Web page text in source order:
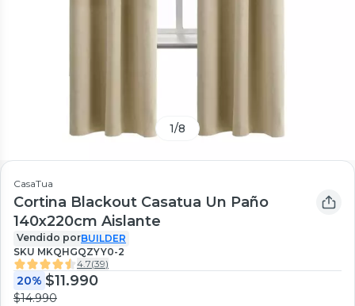
1/8
CasaTua
Cortina Blackout Casatua Un Paño
140x220cm Aislante
Vendido porBUILDER
SKU MKQHGQZYY0-2
4.7(39)
20% $11.990
$14.990